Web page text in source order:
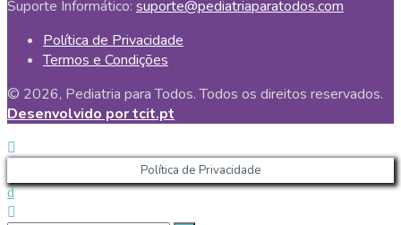
Suporte Informático: suporte@pediatriaparatodos.com
Política de Privacidade
Termos e Condições
© 2026, Pediatria para Todos. Todos os direitos reservados.
Desenvolvido por tcit.pt
Política de Privacidade